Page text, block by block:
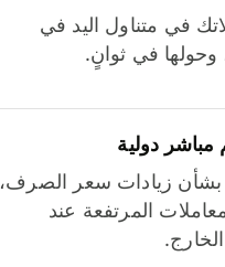
في متناول اليد في
وحولها في ثوانٍ.
دولية
بشأن زيادات سعر الصرف،
المرتفعة عند